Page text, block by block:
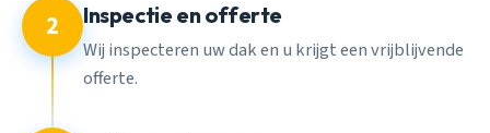
2 Inspectie en offerte
Wij inspecteren uw dak en u krijgt een vrijblijvende
offerte.